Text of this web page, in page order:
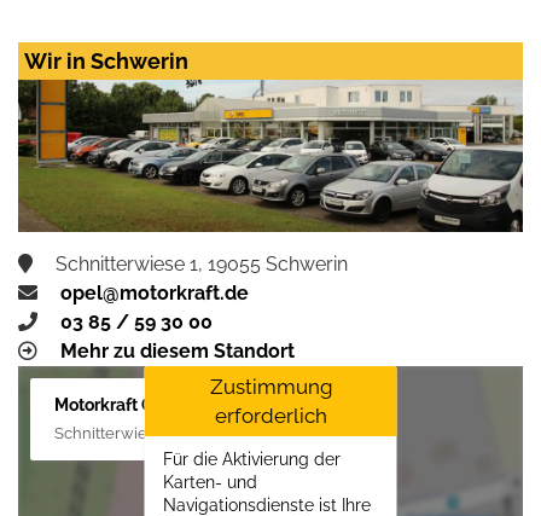
Wir in Schwerin
Schnitterwiese 1, 19055 Schwerin
opel@motorkraft.de
03 85 / 59 30 00
Mehr zu diesem Standort
Motorkraft GmbH
Schnitterwiese 1, 19055 Schwerin
Zustimmung
erforderlich
Für die Aktivierung der
Karten- und
Navigationsdienste ist Ihre